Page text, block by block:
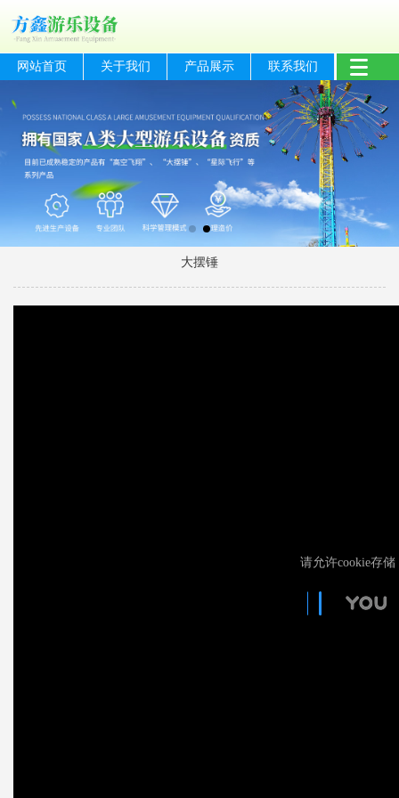
网站首页 关于我们 产品展示 联系我们
大摆锤